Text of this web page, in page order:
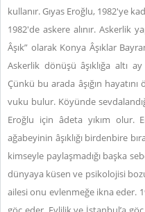
kullanır. Gıyas Eroğlu, 1982'ye
1982'de askere alınır. Askerlik
Âşık” olarak Konya Âşıklar
Askerlik dönüşü âşıklığa altı
Çünkü bu arada âşığın
vuku bulur. Köyünde
Eroğlu için âdeta yıkım olur.
ağabeyinin âşıklığı birdenbire
kimseyle paylaşmadığı başka
dünyaya küsen ve psikolojisi
ailesi onu evlenmeğe ikna eder.